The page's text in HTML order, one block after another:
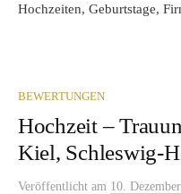
Hochzeiten, Geburtstage,
BEWERTUNGEN
Hochzeit –
Kiel, Schleswig-
Veröffentlicht am 10.